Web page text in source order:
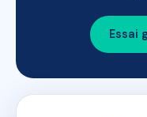
Essai